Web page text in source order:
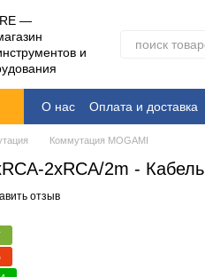
контенту
О нас Оплата и доставка
Коммутация MOGAMI
2xRCA/2m - Кабель
отзыв